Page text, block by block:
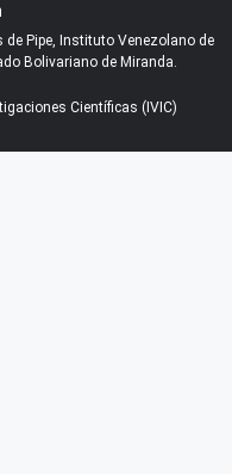
Pipe, Instituto Venezolano de
Bolivariano de Miranda.
Científicas (IVIC)